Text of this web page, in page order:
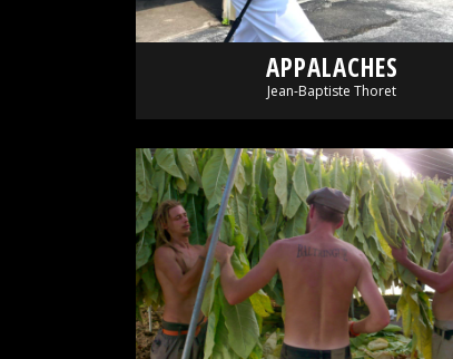
APPALACHES
Jean-Baptiste Thoret